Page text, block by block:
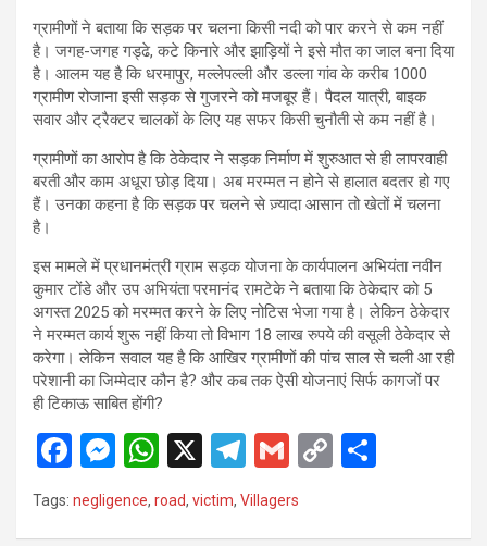
ग्रामीणों ने बताया कि सड़क पर चलना किसी नदी को पार करने से कम नहीं
है। जगह-जगह गड्ढे, कटे किनारे और झाड़ियों ने इसे मौत का जाल बना दिया
है। आलम यह है कि धरमापुर, मल्लेपल्ली और डल्ला गांव के करीब 1000
ग्रामीण रोजाना इसी सड़क से गुजरने को मजबूर हैं। पैदल यात्री, बाइक
सवार और ट्रैक्टर चालकों के लिए यह सफर किसी चुनौती से कम नहीं है।
ग्रामीणों का आरोप है कि ठेकेदार ने सड़क निर्माण में शुरुआत से ही लापरवाही
बरती और काम अधूरा छोड़ दिया। अब मरम्मत न होने से हालात बदतर हो गए
हैं। उनका कहना है कि सड़क पर चलने से ज़्यादा आसान तो खेतों में चलना
है।
इस मामले में प्रधानमंत्री ग्राम सड़क योजना के कार्यपालन अभियंता नवीन
कुमार टोंडे और उप अभियंता परमानंद रामटेके ने बताया कि ठेकेदार को 5
अगस्त 2025 को मरम्मत करने के लिए नोटिस भेजा गया है। लेकिन ठेकेदार
ने मरम्मत कार्य शुरू नहीं किया तो विभाग 18 लाख रुपये की वसूली ठेकेदार से
करेगा। लेकिन सवाल यह है कि आखिर ग्रामीणों की पांच साल से चली आ रही
परेशानी का जिम्मेदार कौन है? और कब तक ऐसी योजनाएं सिर्फ कागजों पर
ही टिकाऊ साबित होंगी?
F
ce
M
se
W
at
X
T
el
e
G
ail
C
Tags: negligence, road, victim, Villagers